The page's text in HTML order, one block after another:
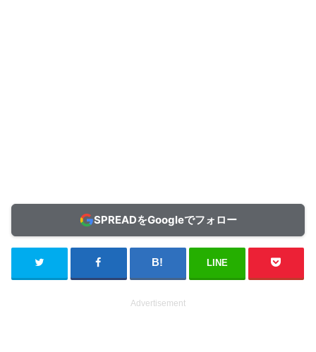
SPREADをGoogleでフォロー
LINE
Advertisement